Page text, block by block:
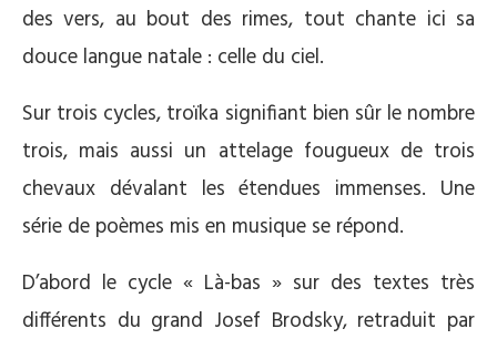
des vers, au bout des rimes, tout chante ici sa
douce langue natale : celle du ciel.
Sur trois cycles, troïka signifiant bien sûr le nombre
trois, mais aussi un attelage fougueux de trois
chevaux dévalant les étendues immenses. Une
série de poèmes mis en musique se répond.
D’abord le cycle « Là-bas » sur des textes très
différents du grand Josef Brodsky, retraduit par